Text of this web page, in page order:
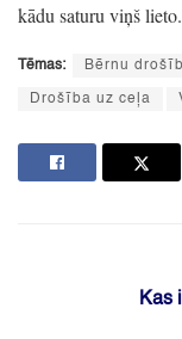
kādu saturu viņš lieto.
Tēmas: Bērnu
Drošība uz ceļa
Kas